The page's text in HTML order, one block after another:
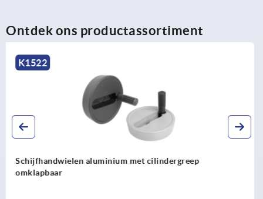
Ontdek ons productassortiment
K0262
Positioneerknoppen met greep